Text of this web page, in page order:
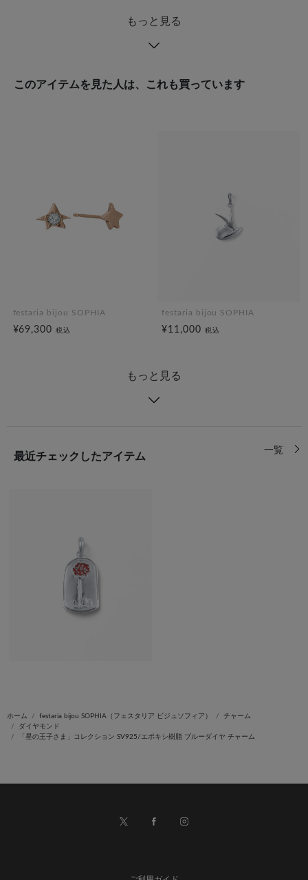
もっと見る
このアイテムを見た人は、これも買っています
festaria bijou SOPHIA
¥69,300税込
festaria bijou SOPHIA
¥11,000 税込
もっと見る
最近チェックしたアイテム
一覧
ホーム festaria bijou SOPHIA（フェスタリア ビジュソフィア）
チャーム
ダイヤモンド
「星の王子さま」コレクション SV925/エポキシ樹脂 ブルーダイヤ チャーム